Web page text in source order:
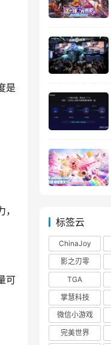
是
可
标签云
ChinaJoy
影之刃零
TGA
掌慧科技
微信小游戏
完美世界